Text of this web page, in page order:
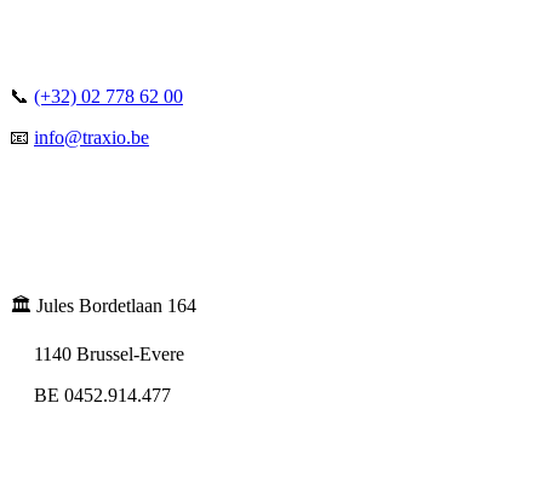
📞 (+32) 02 778 62 00
📧 info@traxio.be
🏛️ Jules Bordetlaan 164
1140 Brussel-Evere
BE 0452.914.477